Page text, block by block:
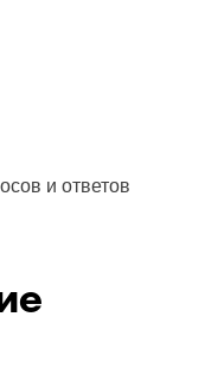
и ответов